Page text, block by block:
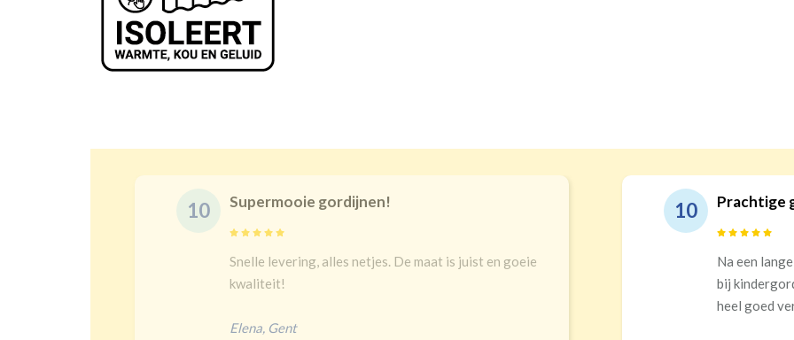
10 Supermooie gordijnen!
Snelle levering, alles netjes. De maat is juist en goeie
kwaliteit!
Elena, Gent
10 Prachtige
Na een
bij
heel goed